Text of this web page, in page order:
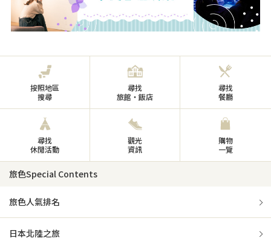
按照地區
搜尋
尋找
旅館・飯店
尋找
餐廳
尋找
休閒活動
觀光
資訊
購物
一覽
旅色Special Contents
旅色人氣排名
日本北陸之旅